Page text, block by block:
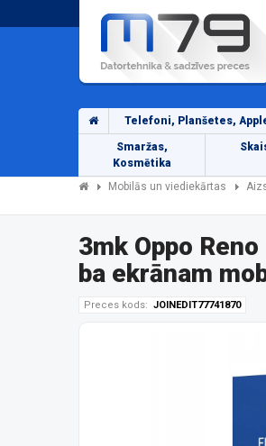
Telefoni, Planšetes,
Smaržas,
Kosmētika
Mobilās un viediekārtas
3mk Oppo
ba ekrānam
Preces kods: JOINEDIT77741870